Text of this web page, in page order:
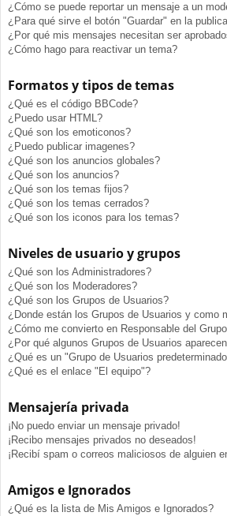
¿Cómo se puede reportar un mensaje a un
¿Para qué sirve el botón "Guardar" en la
¿Por qué mis mensajes necesitan ser
¿Cómo hago para reactivar un tema?
Formatos y tipos de temas
¿Qué es el código BBCode?
¿Puedo usar HTML?
¿Qué son los emoticonos?
¿Puedo publicar imagenes?
¿Qué son los anuncios globales?
¿Qué son los anuncios?
¿Qué son los temas fijos?
¿Qué son los temas cerrados?
¿Qué son los iconos para los temas?
Niveles de usuario y grupos
¿Qué son los Administradores?
¿Qué son los Moderadores?
¿Qué son los Grupos de Usuarios?
¿Donde están los Grupos de Usuarios y como
¿Cómo me convierto en Responsable del
¿Por qué algunos Grupos de Usuarios
¿Qué es un "Grupo de Usuarios
¿Qué es el enlace "El equipo"?
Mensajería privada
¡No puedo enviar un mensaje privado!
¡Recibo mensajes privados no deseados!
¡Recibí spam o correos maliciosos de alguien
Amigos e Ignorados
¿Qué es la lista de Mis Amigos e Ignorados?